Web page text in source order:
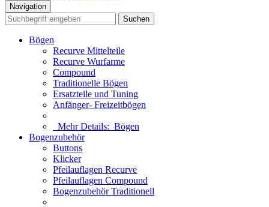
Navigation
Suchen
Bögen
Recurve Mittelteile
Recurve Wurfarme
Compound
Traditionelle Bögen
Ersatzteile und Tuning
Anfänger- Freizeitbögen
Mehr Details: Bögen
Bogenzubehör
Buttons
Klicker
Pfeilauflagen Recurve
Pfeilauflagen Compound
Bogenzubehör Traditionell